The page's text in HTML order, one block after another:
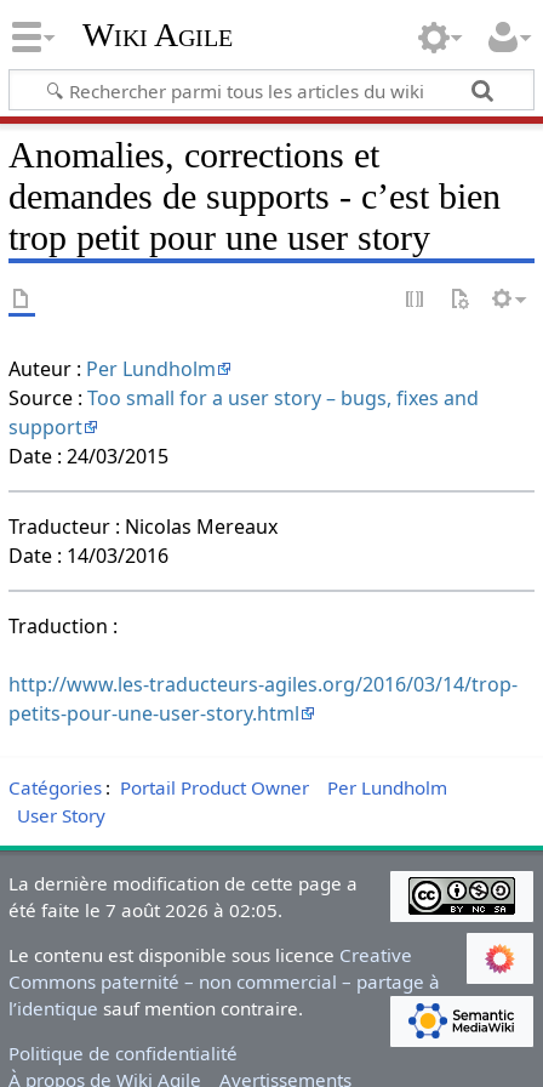
Wiki Agile
Anomalies, corrections et
demandes de supports - c’est bien
trop petit pour une user story
Auteur : Per Lundholm
Source : Too small for a user story – bugs, fixes and
support
Date : 24/03/2015
Traducteur : Nicolas Mereaux
Date : 14/03/2016
Traduction :
http://www.les-traducteurs-agiles.org/2016/03/14/trop-
petits-pour-une-user-story.html
Catégories: Portail Product Owner
Per Lundholm
User Story
La dernière modification de cette page a
été faite le 7 août 2026 à 02:05.
Le contenu est disponible sous licence Creative
Commons paternité – non commercial – partage à
l’identique sauf mention contraire.
Politique de confidentialité
À propos de Wiki Agile
Avertissements